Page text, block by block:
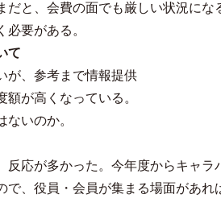
だと、会費の面でも厳しい状況にな
必要がある。
て
が、参考まで情報提供
が高くなっている。
いのか。
反応が多かった。今年度からキャラ
で、役員・会員が集まる場面があれ